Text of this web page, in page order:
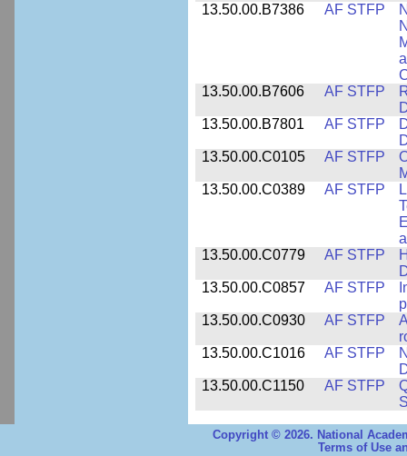
13.50.00.B7386 AF STFP
13.50.00.B7606
AF STFP
13.50.00.B7801
AF STFP
13.50.00.C0105
AF STFP
13.50.00.C0389
AF STFP
13.50.00.C0779
AF STFP
13.50.00.C0857
AF STFP
13.50.00.C0930
AF STFP
13.50.00.C1016
AF STFP
13.50.00.C1150
AF STFP
Copyright © 2026. National
Terms of Use